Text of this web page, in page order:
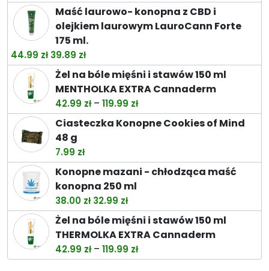
do
74.49 zł
Maść laurowo- konopna z CBD i
olejkiem laurowym LauroCann Forte
175 ml.
44.99 zł Pierwotna
cena
wynosiła:
44.99 zł.
39.89 złAktualna
cena
wynosi:
39.89 zł.
Żel na bóle mięśni i stawów 150 ml
MENTHOLKA EXTRA Cannaderm
42.99 zł – 119.99 złZakres
cen:
od
do
119.99 zł
Ciasteczka Konopne Cookies of Mind
48 g
7.99 zł
Konopne mazani - chłodząca maść
konopna 250 ml
38.00 zł Pierwotna
cena
wynosiła:
38.00 zł.
32.99 złAktualna
cena
wynosi:
32.99 zł.
Żel na bóle mięśni i stawów 150 ml
THERMOLKA EXTRA Cannaderm
42.99 zł – 119.99 złZakres
cen: